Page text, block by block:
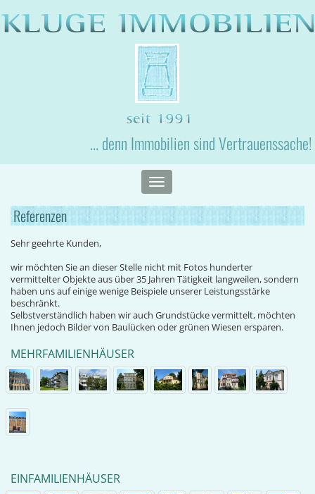
... denn Immobilien sind Vertrauenssache!
Toggle
navigation
Referenzen
Sehr geehrte Kunden,
wir möchten Sie an dieser Stelle nicht mit Fotos hunderter
vermittelter Objekte aus über 35 Jahren Tätigkeit langweilen, sondern
haben uns auf einige wenige Beispiele unserer Leistungsstärke
beschränkt.
Selbstverständlich haben wir auch Grundstücke vermittelt, möchten
Ihnen jedoch Bilder von Baulücken oder grünen Wiesen ersparen.
MEHRFAMILIENHÄUSER
EINFAMILIENHÄUSER